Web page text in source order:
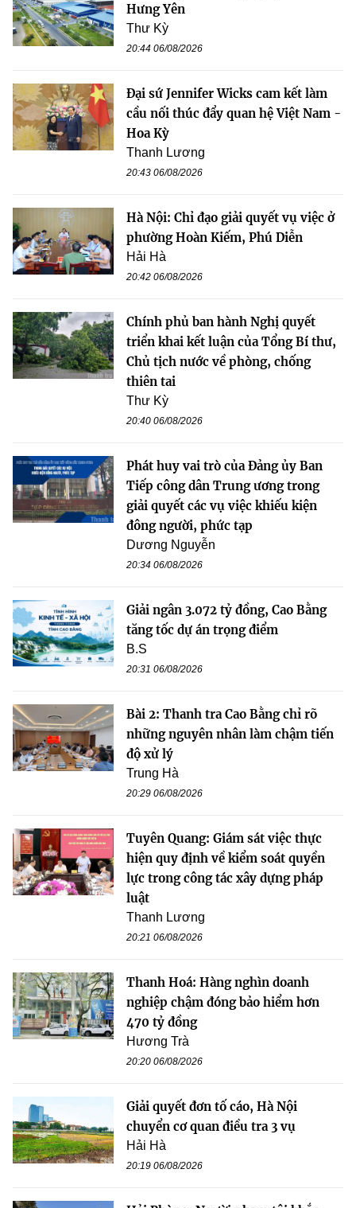
Hưng Yên
Thư Kỳ
20:44 06/08/2026
Đại sứ Jennifer Wicks cam kết làm
cầu nối thúc đẩy quan hệ Việt Nam -
Hoa Kỳ
Thanh Lương
20:43 06/08/2026
Hà Nội: Chỉ đạo giải quyết vụ việc ở
phường Hoàn Kiếm, Phú Diễn
Hải Hà
20:42 06/08/2026
Chính phủ ban hành Nghị quyết
triển khai kết luận của Tổng Bí thư,
Chủ tịch nước về phòng, chống
thiên tai
Thư Kỳ
20:40 06/08/2026
Phát huy vai trò của Đảng ủy Ban
Tiếp công dân Trung ương trong
giải quyết các vụ việc khiếu kiện
đông người, phức tạp
Dương Nguyễn
20:34 06/08/2026
Giải ngân 3.072 tỷ đồng, Cao Bằng
tăng tốc dự án trọng điểm
B.S
20:31 06/08/2026
Bài 2: Thanh tra Cao Bằng chỉ rõ
những nguyên nhân làm chậm tiến
độ xử lý
Trung Hà
20:29 06/08/2026
Tuyên Quang: Giám sát việc thực
hiện quy định về kiểm soát quyền
lực trong công tác xây dựng pháp
luật
Thanh Lương
20:21 06/08/2026
Thanh Hoá: Hàng nghìn doanh
nghiệp chậm đóng bảo hiểm hơn
470 tỷ đồng
Hương Trà
20:20 06/08/2026
Giải quyết đơn tố cáo, Hà Nội
chuyển cơ quan điều tra 3 vụ
Hải Hà
20:19 06/08/2026